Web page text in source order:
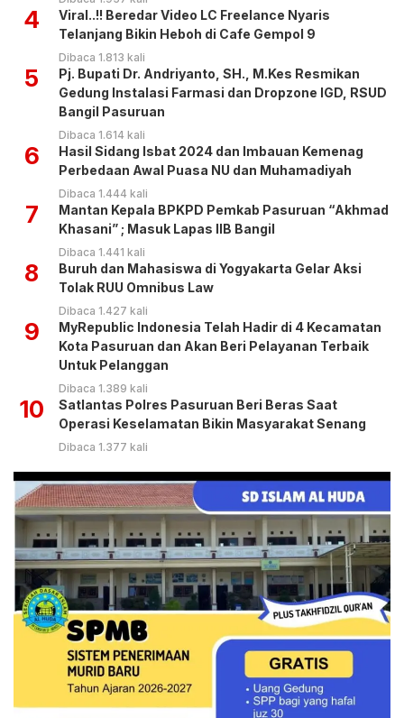
4
Viral..!! Beredar Video LC Freelance Nyaris
Telanjang Bikin Heboh di Cafe Gempol 9
Dibaca 1.813 kali
5
Pj. Bupati Dr. Andriyanto, SH., M.Kes Resmikan
Gedung Instalasi Farmasi dan Dropzone IGD, RSUD
Bangil Pasuruan
Dibaca 1.614 kali
6
Hasil Sidang Isbat 2024 dan Imbauan Kemenag
Perbedaan Awal Puasa NU dan Muhamadiyah
Dibaca 1.444 kali
7
Mantan Kepala BPKPD Pemkab Pasuruan “Akhmad
Khasani” ; Masuk Lapas IIB Bangil
Dibaca 1.441 kali
8
Buruh dan Mahasiswa di Yogyakarta Gelar Aksi
Tolak RUU Omnibus Law
Dibaca 1.427 kali
9
MyRepublic Indonesia Telah Hadir di 4 Kecamatan
Kota Pasuruan dan Akan Beri Pelayanan Terbaik
Untuk Pelanggan
Dibaca 1.389 kali
10
Satlantas Polres Pasuruan Beri Beras Saat
Operasi Keselamatan Bikin Masyarakat Senang
Dibaca 1.377 kali